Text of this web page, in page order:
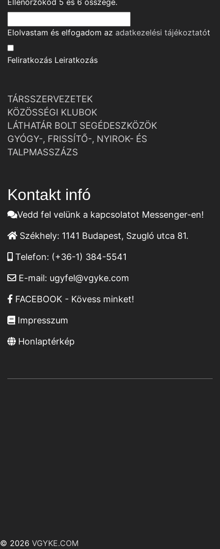
Ellenőrzőkód 5 és 6 összege.
Elolvastam és elfogadom az adatkezelési tájékoztatót
Feliratkozás Leiratkozás
TÁRSSZERVEZETEK
KÖZÖSSÉGI KLUBOK
LÁTHATÁR BOLT SEGÉDESZKÖZÖK
GYÓGY-, FRISSÍTŐ-, NYIROK- ÉS
TALPMASSZÁZS
Kontakt infó
Vedd fel velünk a kapcsolatot Messenger-en!
Székhely: 1141 Budapest, Szugló utca 81.
Telefon: (+36-1) 384-5541
E-mail: ugyfel@vgyke.com
FACEBOOK - Kövess minket!
Impresszum
Honlaptérkép
© 2026 VGYKE.COM